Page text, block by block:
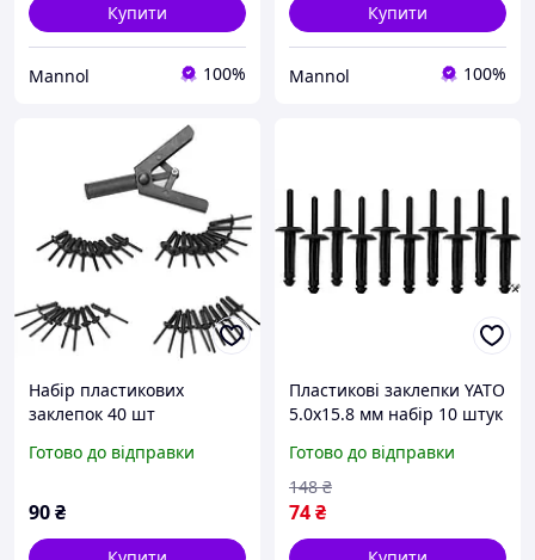
Купити
Mannol 100%
Купити
Mannol 100%
Набір пластикових
заклепок 40 шт
Готово до відправки
90₴
Пластикові заклепки YATO
5.0x15.8 мм набір 10 штук
Nylon [250] (DW)
Готово до відправки
74₴
148 ₴